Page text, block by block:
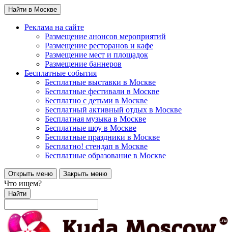
Найти в Москве
Реклама на сайте
Размещение анонсов мероприятий
Размещение ресторанов и кафе
Размещение мест и площадок
Размещение баннеров
Бесплатные события
Бесплатные выставки в Москве
Бесплатные фестивали в Москве
Бесплатно с детьми в Москве
Бесплатный активный отдых в Москве
Бесплатная музыка в Москве
Бесплатные шоу в Москве
Бесплатные праздники в Москве
Бесплатно! стендап в Москве
Бесплатные образование в Москве
Открыть меню Закрыть меню
Что ищем?
Найти